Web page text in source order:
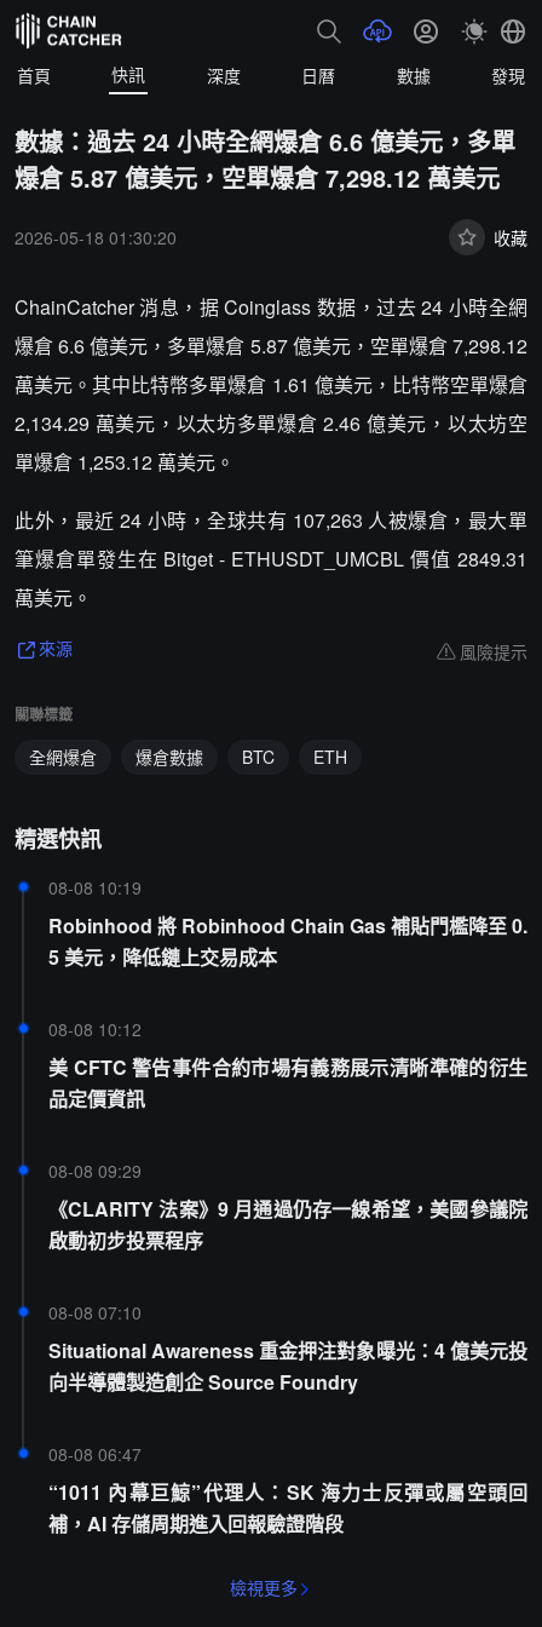
首頁 快訊 深度 日曆 數據 發現
數據：過去 24 小時全網爆倉 6.6 億美元，多單
爆倉 5.87 億美元，空單爆倉 7,298.12 萬美元
2026-05-18 01:30:20 收藏
ChainCatcher 消息，据 Coinglass 数据，过去 24 小時全網
爆倉 6.6 億美元，多單爆倉 5.87 億美元，空單爆倉 7,298.12
萬美元。其中比特幣多單爆倉 1.61 億美元，比特幣空單爆倉
2,134.29 萬美元，以太坊多單爆倉 2.46 億美元，以太坊空
單爆倉 1,253.12 萬美元。
此外，最近 24 小時，全球共有 107,263 人被爆倉，最大單
筆爆倉單發生在 Bitget - ETHUSDT_UMCBL 價值 2849.31
萬美元。
來源 風險提示
關聯標籤
全網爆倉 爆倉數據 BTC ETH
精選快訊
08-08 10:19
Robinhood 將 Robinhood Chain Gas 補貼門檻降至 0.
5 美元，降低鏈上交易成本
08-08 10:12
美 CFTC 警告事件合約市場有義務展示清晰準確的衍生
品定價資訊
08-08 09:29
《CLARITY 法案》9 月通過仍存一線希望，美國參議院
啟動初步投票程序
08-08 07:10
Situational Awareness 重金押注對象曝光：4 億美元投
向半導體製造創企 Source Foundry
08-08 06:47
“1011 內幕巨鯨”代理人：SK 海力士反彈或屬空頭回
補，AI 存儲周期進入回報驗證階段
檢視更多